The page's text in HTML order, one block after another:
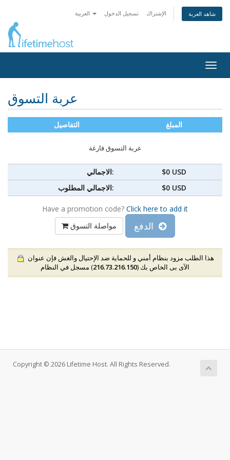
تسجيل الدخول الإشتراك شاهد العربة
عربة التسوق
التفاصيل المبلغ
عربة التسوق فارغة
الاجمالي:
$0 USD
الاجمالي المطلوب:
$0 USD
Have a promotion code? Click here to add it
مواصلة التسوق
الآى بى الخاص بك (216.73.216.150) مسجل في النظام
Copyright © 2026 Lifetime Host. All Rights Reserved.